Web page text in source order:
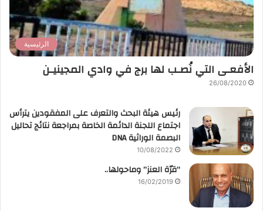
الرئيسية
الأفعـى التي نُصـب لها برج في وادي المجينيـن
26/08/2020
رئيس هيئة البحث والتعرف على المفقودين يترأس
اجتماع اللجنة الدائمة الخاصة بمراجعة نتائج تحاليل
البصمة الوراثية DNA
10/08/2022
“قرّة العنز” وماحولها..
16/02/2019